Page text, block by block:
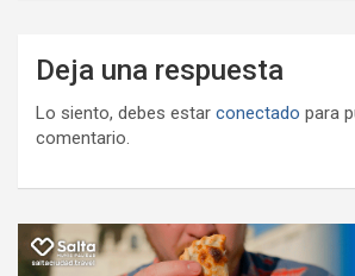
Deja una respuesta
Lo siento, debes estar conectado para
comentario.